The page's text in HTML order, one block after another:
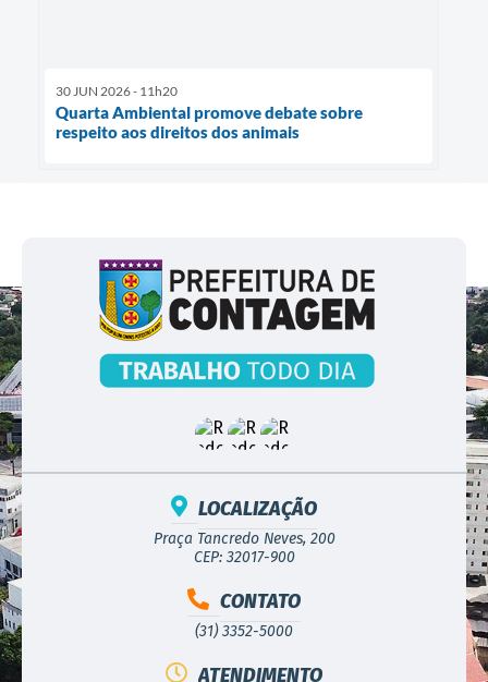
30 JUN 2026 - 11h20
Quarta Ambiental promove debate sobre
respeito aos direitos dos animais
LOCALIZAÇÃO
Praça Tancredo Neves, 200
CEP: 32017-900
CONTATO
(31) 3352-5000
ATENDIMENTO